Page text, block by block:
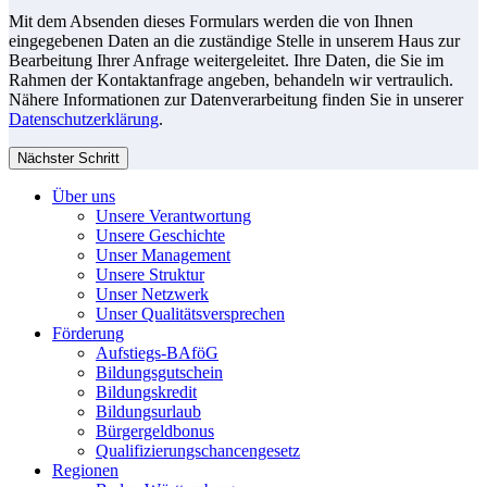
Mit dem Absenden dieses Formulars werden die von Ihnen
eingegebenen Daten an die zuständige Stelle in unserem Haus zur
Bearbeitung Ihrer Anfrage weitergeleitet. Ihre Daten, die Sie im
Rahmen der Kontaktanfrage angeben, behandeln wir vertraulich.
Nähere Informationen zur Datenverarbeitung finden Sie in unserer
Datenschutzerklärung.
Nächster Schritt
Über uns
Unsere Verantwortung
Unsere Geschichte
Unser Management
Unsere Struktur
Unser Netzwerk
Unser Qualitätsversprechen
Förderung
Aufstiegs-BAföG
Bildungsgutschein
Bildungskredit
Bildungsurlaub
Bürgergeldbonus
Qualifizierungschancengesetz
Regionen